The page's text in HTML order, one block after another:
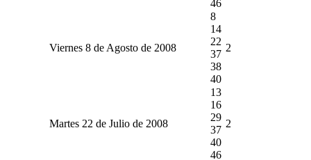
46
Viernes 8 de Agosto de 2008
8
14
22
37
38
40
2
Martes 22 de Julio de 2008
13
16
29
37
40
46
2